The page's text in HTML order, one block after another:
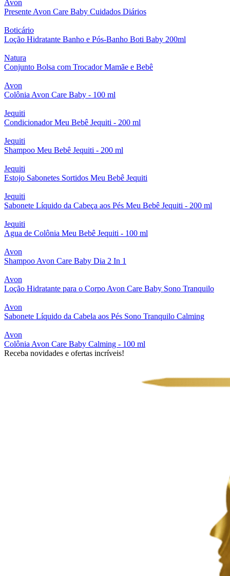
Avon
Presente Avon Care Baby Cuidados Diários
Boticário
Loção Hidratante Banho e Pós-Banho Boti Baby 200ml
Natura
Conjunto Bolsa com Trocador Mamãe e Bebê
Avon
Colônia Avon Care Baby - 100 ml
Jequiti
Condicionador Meu Bebê Jequiti - 200 ml
Jequiti
Shampoo Meu Bebê Jequiti - 200 ml
Jequiti
Estojo Sabonetes Sortidos Meu Bebê Jequiti
Jequiti
Sabonete Líquido da Cabeça aos Pés Meu Bebê Jequiti - 200 ml
Jequiti
Agua de Colônia Meu Bebê Jequiti - 100 ml
Avon
Shampoo Avon Care Baby Dia 2 In 1
Avon
Loção Hidratante para o Corpo Avon Care Baby Sono Tranquilo
Avon
Sabonete Líquido da Cabela aos Pés Sono Tranquilo Calming
Avon
Colônia Avon Care Baby Calming - 100 ml
Receba novidades e ofertas incríveis!